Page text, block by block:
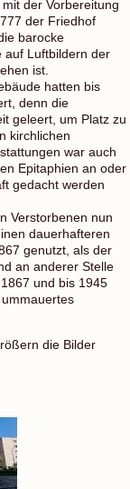
der Vorbereitung
der Friedhof
barocke
auf Luftbildern der
ist.
hatten bis
denn die
geleert, um Platz zu
kirchlichen
war auch
Epitaphien an oder
gedacht werden
Verstorbenen nun
dauerhafteren
genutzt, als der
an anderer Stelle
und bis 1945
die Bilder